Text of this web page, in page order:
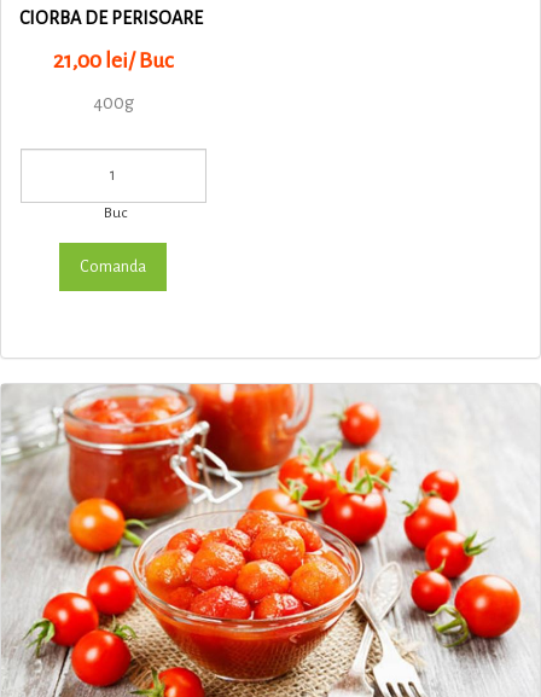
CIORBA DE PERISOARE
21,00 lei/ Buc
400g
Buc